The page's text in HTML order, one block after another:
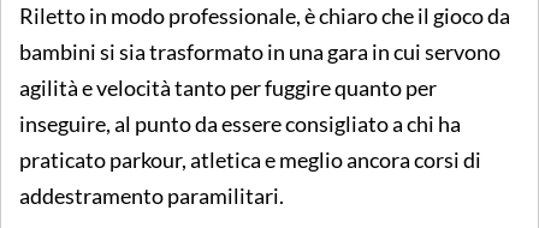
Riletto in modo professionale, è chiaro che il gioco da
bambini si sia trasformato in una gara in cui servono
agilità e velocità tanto per fuggire quanto per
inseguire, al punto da essere consigliato a chi ha
praticato parkour, atletica e meglio ancora corsi di
addestramento paramilitari.